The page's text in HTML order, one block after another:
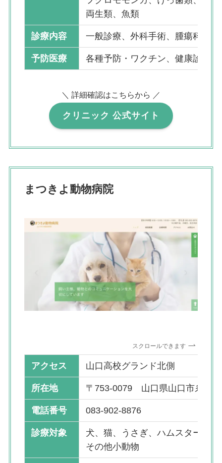
両生類、魚類
診療内容 一般診療、外科手術、腫瘍科
予防医療 各種予防・ワクチン、健康診断
＼ 詳細確認はこちらから ／
クリニック 公式サイト
まつきよ動物病院
スクロールできます
アクセス 山口高校グランド北側
所在地 〒753-0079 山口県山口市糸米2
電話番号 083-902-8876
診療対象
犬、猫、うさぎ、ハムスター、
その他小動物